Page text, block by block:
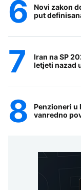
Novi zakon
put
Iran na SP
letjeti nazad
Penzioneri u
vanredno